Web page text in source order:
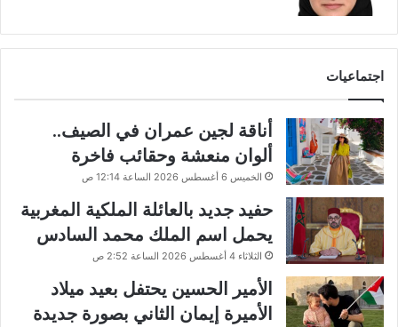
اجتماعيات
أناقة لجين عمران في الصيف..
ألوان منعشة وحقائب فاخرة
الخميس 6 أغسطس 2026 الساعة 12:14 ص
حفيد جديد بالعائلة الملكية المغربية
يحمل اسم الملك محمد السادس
الثلاثاء 4 أغسطس 2026 الساعة 2:52 ص
الأمير الحسين يحتفل بعيد ميلاد
الأميرة إيمان الثاني بصورة جديدة